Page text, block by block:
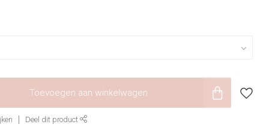
Toevoegen aan winkelwagen
Deel dit product